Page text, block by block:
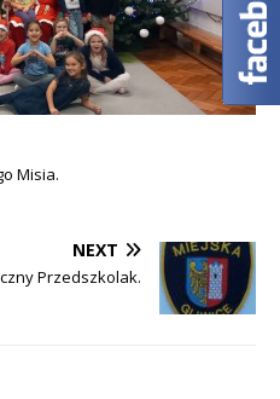
Misia.
NEXT
Przedszkolak.